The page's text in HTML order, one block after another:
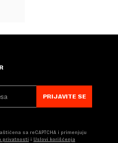
PRIJAVITE SE
sa reCAPTCHA i primenjuju
privatnosti i Uslovi korišćenja